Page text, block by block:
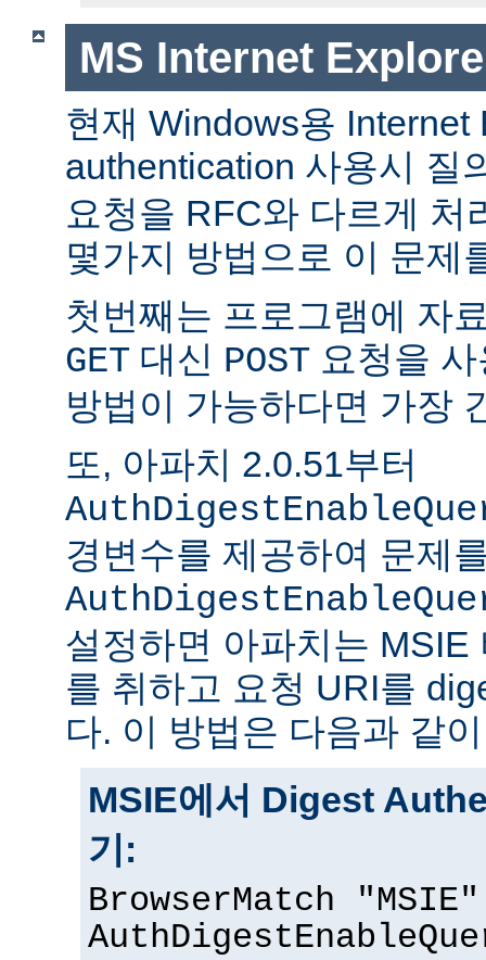
MS Internet
현재 Windows용 Internet
authentication 사용시 질
요청을 RFC와 다르게 처
몇가지 방법으로 이 문제
첫번째는 프로그램에 자
GET 대신 POST 요청을
방법이 가능하다면 가장
또, 아파치 2.0.51부터
경변수를 제공하여 문제
설정하면 아파치는 MSIE
를 취하고 요청 URI를
다. 이 방법은 다음과 같
MSIE에서 Digest
기:
BrowserMatch "MSIE"